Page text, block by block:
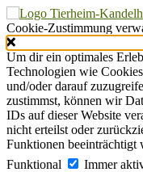
Cookie-Zustimmung
Um dir ein optimales
Technologien wie
und/oder darauf
zustimmst, können wir
IDs auf dieser Website
nicht erteilst oder
Funktionen beeinträchtigt
Funktional
Funktional
Immer